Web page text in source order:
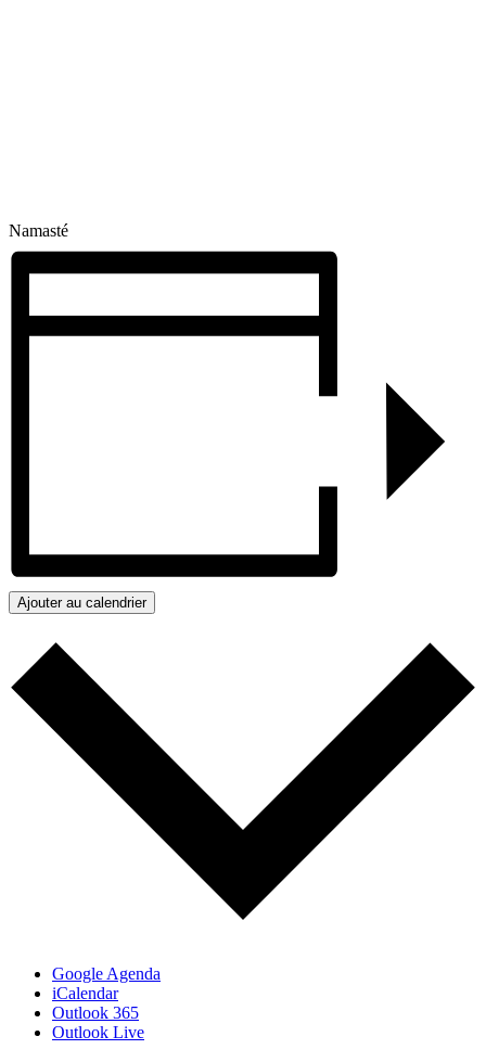
Namasté
Ajouter au calendrier
Google Agenda
iCalendar
Outlook 365
Outlook Live